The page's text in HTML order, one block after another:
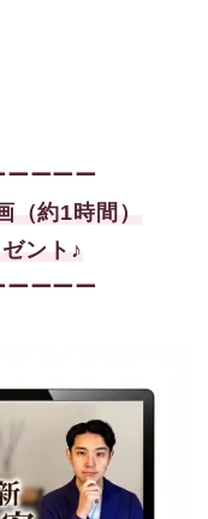
ーーーー
（約1時間）
ント♪
ーーーー